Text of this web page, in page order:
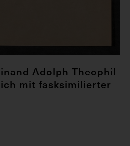
Adolph Theophil
mit fasksimilierter